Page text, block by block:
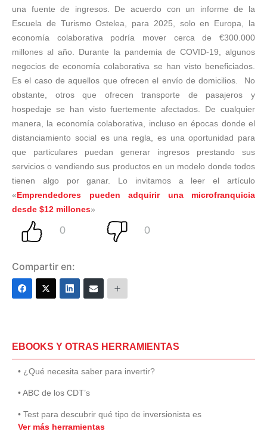
una fuente de ingresos. De acuerdo con un informe de la
Escuela de Turismo Ostelea, para 2025, solo en Europa, la
economía colaborativa podría mover cerca de €300.000
millones al año. Durante la pandemia de COVID-19, algunos
negocios de economía colaborativa se han visto beneficiados.
Es el caso de aquellos que ofrecen el envío de domicilios. No
obstante, otros que ofrecen transporte de pasajeros y
hospedaje se han visto fuertemente afectados. De cualquier
manera, la economía colaborativa, incluso en épocas donde el
distanciamiento social es una regla, es una oportunidad para
que particulares puedan generar ingresos prestando sus
servicios o vendiendo sus productos en un modelo donde todos
tienen algo por ganar. Lo invitamos a leer el artículo
«Emprendedores pueden adquirir una microfranquicia
desde $12 millones»
Compartir en:
EBOOKS Y OTRAS HERRAMIENTAS
• ¿Qué necesita saber para invertir?
• ABC de los CDT’s
• Test para descubrir qué tipo de inversionista es
Ver más herramientas